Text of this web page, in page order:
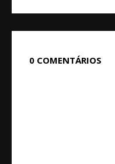
0 COMENTÁRIOS